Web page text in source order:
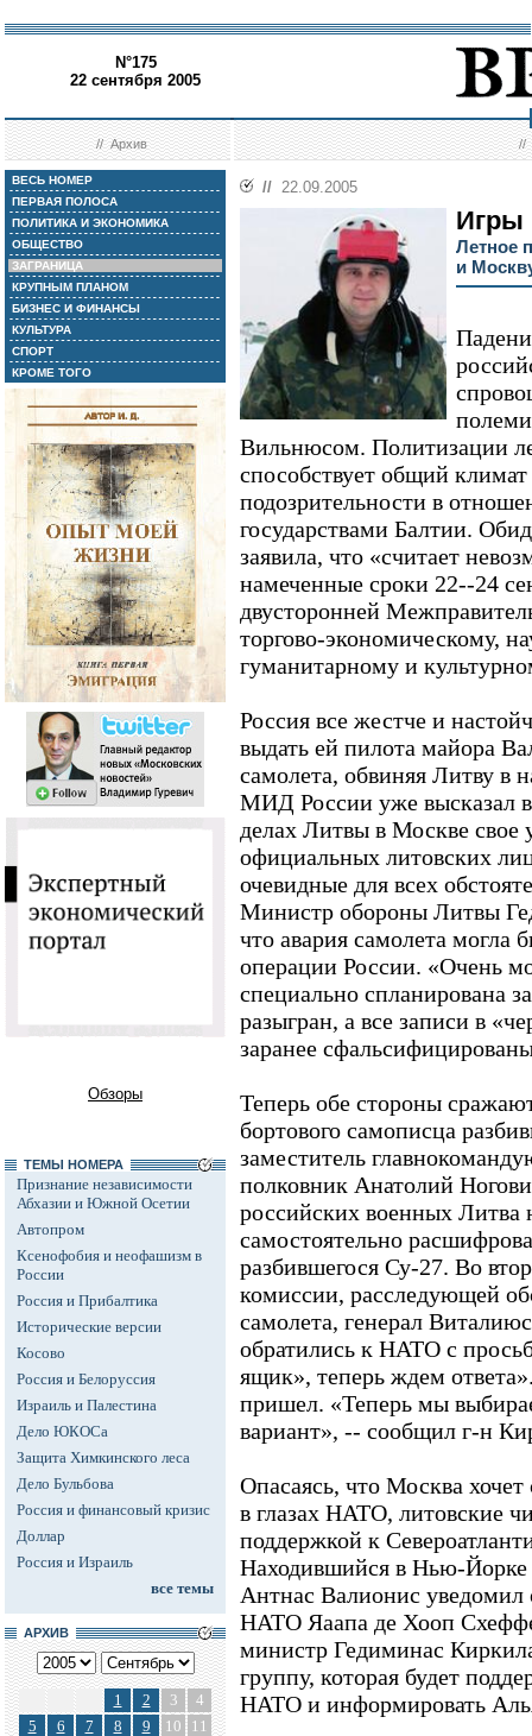
N°175
22 сентября 2005
//Архив //
ВЕСЬ НОМЕР
ПЕРВАЯ ПОЛОСА
ПОЛИТИКА И ЭКОНОМИКА
ОБЩЕСТВО
ЗАГРАНИЦА
КРУПНЫМ ПЛАНОМ
БИЗНЕС И ФИНАНСЫ
КУЛЬТУРА
СПОРТ
КРОМЕ ТОГО
Обзоры
ТЕМЫ НОМЕРА
Признание независимости
Абхазии и Южной Осетии
Автопром
Ксенофобия и неофашизм в
России
Россия и Прибалтика
Исторические версии
Косово
Россия и Белоруссия
Израиль и Палестина
Дело ЮКОСа
Защита Химкинского леса
Дело Бульбова
Россия и финансовый кризис
Доллар
Россия и Израиль
все темы
АРХИВ
1 2 3
4
5
6 7 8 9 10
11
// 22.09.2005
Игры
Летное
и
Вильнюсом. Политизации
способствует общий
подозрительности в
государствами Балтии.
заявила, что «считает
намеченные сроки 22--24
двусторонней
торгово-экономическому,
гуманитарному и
Россия все жестче и
выдать ей пилота майора
самолета, обвиняя Литву в
МИД России уже высказал
делах Литвы в Москве свое
официальных литовских
очевидные для всех
Министр обороны Литвы
что авария самолета могла
операции России. «Очень
специально спланирована
разыгран, а все записи в
заранее
Теперь обе стороны
бортового самописца
заместитель
полковник Анатолий
российских военных Литва
самостоятельно
разбившегося Су-27. Во
комиссии, расследующей
самолета, генерал
обратились к НАТО с
ящик», теперь ждем
пришел. «Теперь мы
вариант», -- сообщил г-н
Опасаясь, что Москва
в глазах НАТО, литовские
поддержкой к
Находившийся в Нью-Йорке
Антнас Валионис уведомил
НАТО Яаапа де Хооп
министр Гедиминас
группу, которая будет
НАТО и информировать